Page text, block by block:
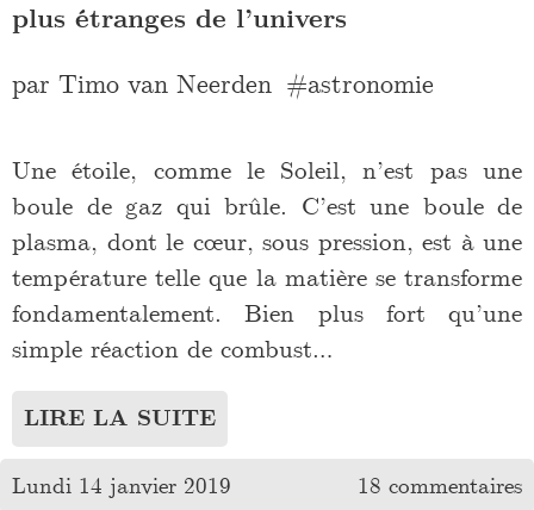
plus étranges de l’univers
par Timo van Neerden astronomie
Une étoile, comme le Soleil, n’est pas une
boule de gaz qui brûle. C’est une boule de
plasma, dont le cœur, sous pression, est à une
température telle que la matière se transforme
fondamentalement. Bien plus fort qu’une
simple réaction de combust…
LIRE LA SUITE
Lundi 14 janvier 2019 18 commentaires